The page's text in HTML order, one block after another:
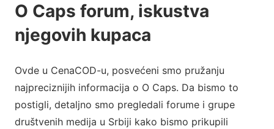
O Caps forum, iskustva
njegovih kupaca
Ovde u CenaCOD-u, posvećeni smo pružanju
najpreciznijih informacija o O Caps. Da bismo to
postigli, detaljno smo pregledali forume i grupe
društvenih medija u Srbiji kako bismo prikupili